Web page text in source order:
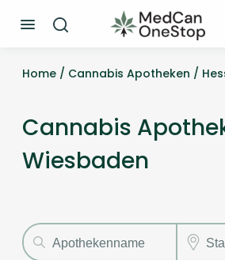
Home / Cannabis Apotheken /
Cannabis
Wiesbaden